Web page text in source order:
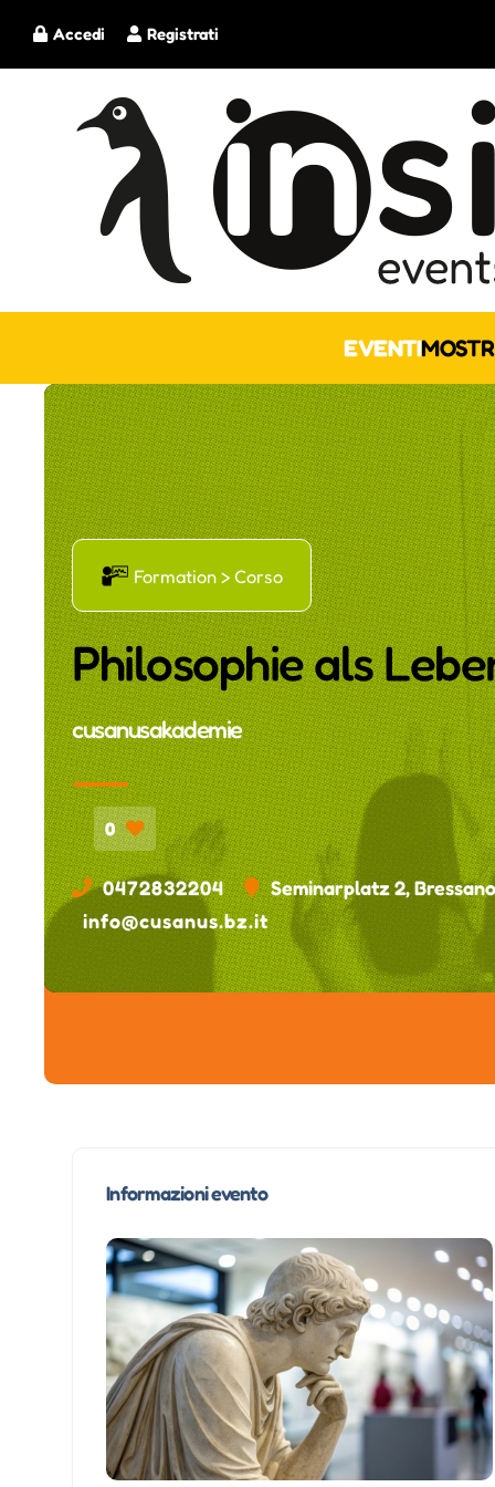
Registrati
Accedi
EVENTI
Ř Formation > Corso
Philosophie als
cusanusakademie
0
0472832204
Seminarplatz 2,
info@cusanus.bz.it
Informazioni evento